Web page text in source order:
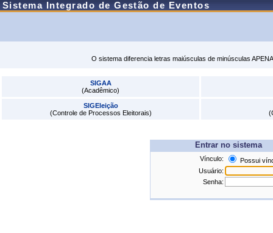
Sistema Integrado de Gestão de Eventos
O sistema diferencia letras maiúsculas de minúsculas
SIGAA
(Acadêmico)
SIGEleição
(Controle de Processos Eleitorais)
Entrar no sistema
Vínculo:
Possui
Usuário:
Senha: